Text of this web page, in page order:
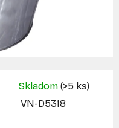
Skladom (>5 ks)
VN-D5318